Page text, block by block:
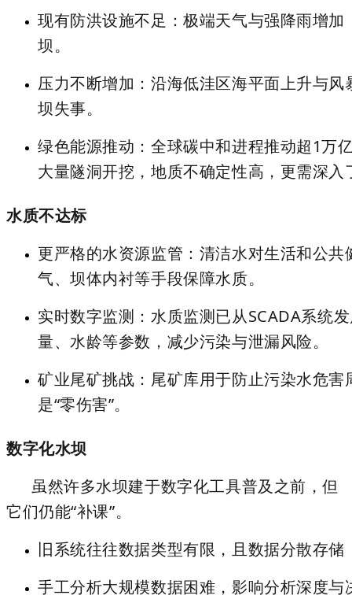
现有防洪设施不足 ：极端天气与强降雨增
坝。
压力不断增加 ：沿海低洼区海平面上升与
坝失事。
绿色能源推动 ：全球碳中和进程推动超1万
大量隧洞开挖，地质不确定性高，更需深入
水质不达标
更严格的水资源监管 ：清洁水对生活和公
气、坝体内衬等手段保障水质。
实时数字监测 ：水质监测已从SCADA系统
量、水龄等参数，减少污染与泄漏风险。
矿业尾矿挑战 ：尾矿库用于防止污染水危
是“零伤害”。
数字化水坝
虽然许多水坝建于数字化工具普及之前，但
它们仍能“补课”。
旧系统往往数据类型有限，且数据分散存
手工分析大规模数据困难，影响分析深度与